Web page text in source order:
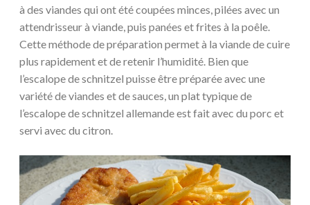
à des viandes qui ont été coupées minces, pilées avec un
attendrisseur à viande, puis panées et frites à la poêle.
Cette méthode de préparation permet à la viande de cuire
plus rapidement et de retenir l’humidité. Bien que
l’escalope de schnitzel puisse être préparée avec une
variété de viandes et de sauces, un plat typique de
l’escalope de schnitzel allemande est fait avec du porc et
servi avec du citron.